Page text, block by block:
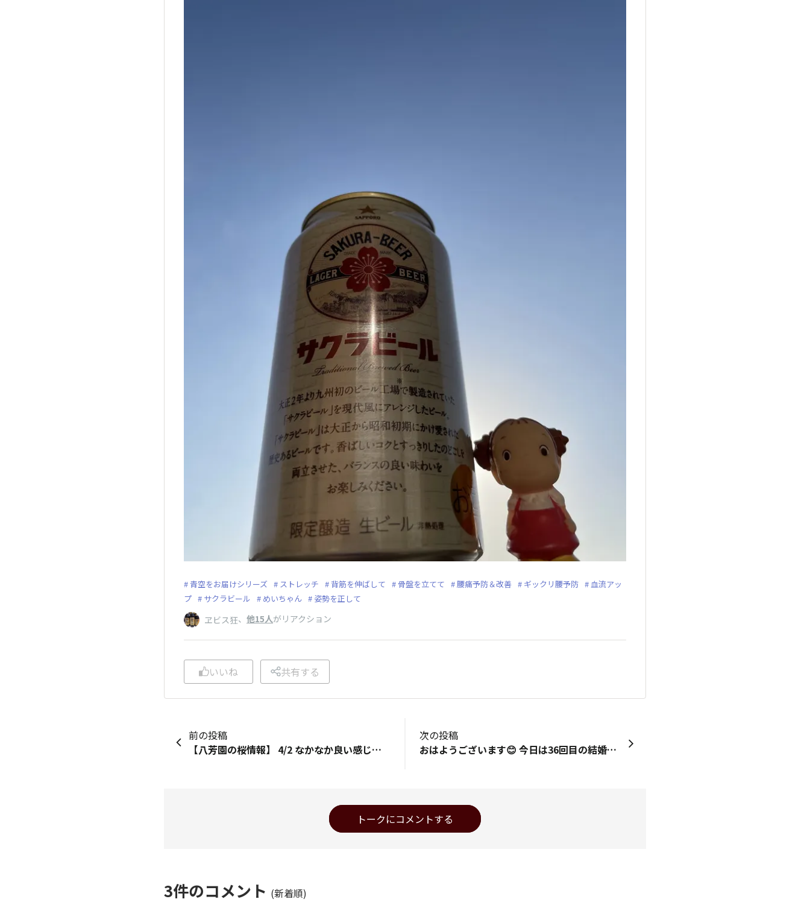
青空をお届けシリーズ ストレッチ 背筋を伸ばして 骨盤を立てて 腰痛予防＆改善 ギックリ腰予防
血流アッ
プ
サクラビール めいちゃん 姿勢を正して
ヱビス狂、 他15人がリアクション
いいね 共有する
前の投稿
【八芳園の桜情報】 4/2 なかなか良い感じに開花してきました 仕事行ってきます🙋
次の投稿
おはようございます😊 今日は36回目の結婚記念日です💖💒 いろいろとありました。 人生は面白いです。しかも短いです。 乾杯ヱ❤️ビ💙ス🍺
トークにコメントする
3件のコメント (新着順)